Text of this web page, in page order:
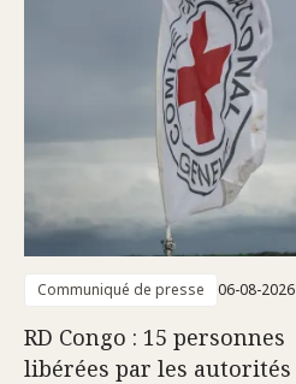
Communiqué de presse 06-08-2026
RD Congo : 15 personnes
libérées par les autorités